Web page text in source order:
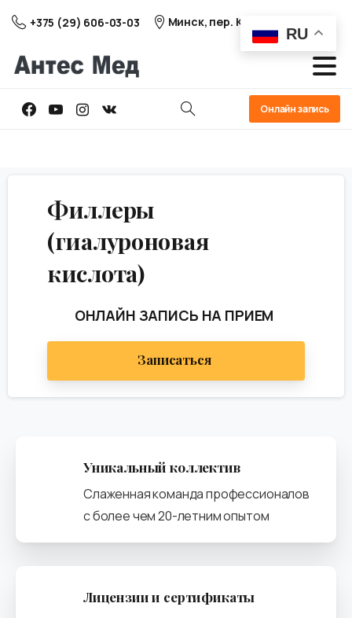
+375 (29) 606-03-03 Минск, пер. Козлова 25
Онлайн запись
Филлеры
(гиалуроновая
кислота)
ОНЛАЙН ЗАПИСЬ НА ПРИЕМ
Записаться
Уникальный коллектив
Слаженная команда профессионалов
с более чем 20-летним опытом
Лицензии и сертификаты
RU